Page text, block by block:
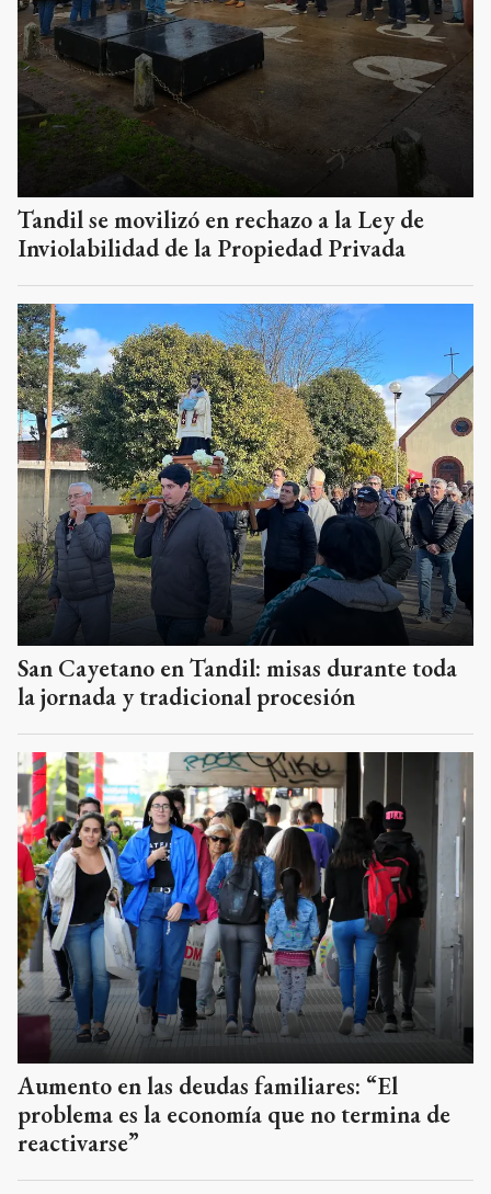
Tandil se movilizó en rechazo a la Ley de
Inviolabilidad de la Propiedad Privada
San Cayetano en Tandil: misas durante toda
la jornada y tradicional procesión
Aumento en las deudas familiares: “El
problema es la economía que no termina de
reactivarse”